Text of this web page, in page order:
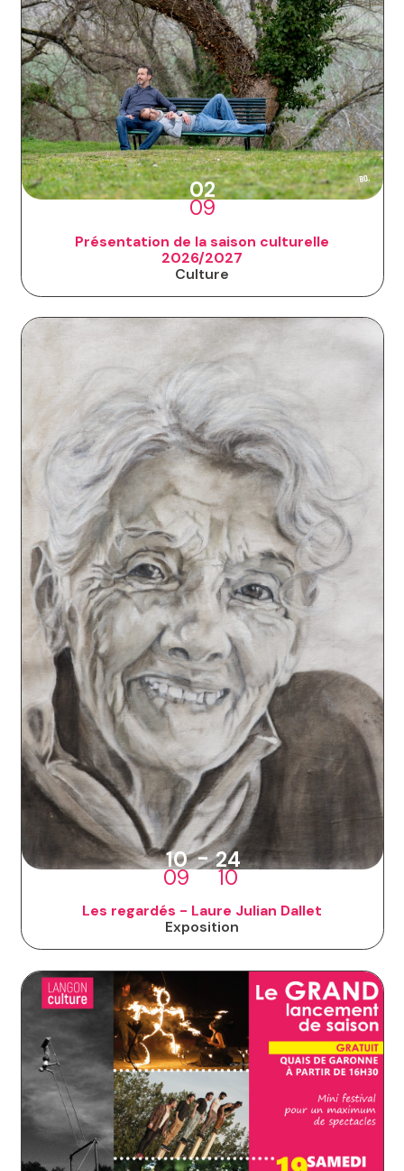
02
09
Présentation de la saison culturelle
2026/2027
Culture
10
09
- 24
10
Les regardés - Laure Julian Dallet
Exposition